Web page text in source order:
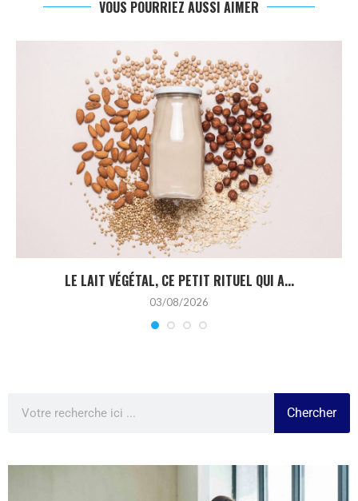
VOUS POURRIEZ AUSSI AIMER
LE LAIT VÉGÉTAL, CE PETIT RITUEL QUI A...
03/08/2026
Chercher